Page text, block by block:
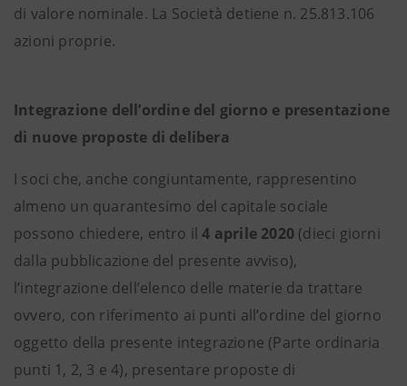
di valore nominale. La Società detiene n. 25.813.106
azioni proprie.
Integrazione dell’ordine del giorno e presentazione
di nuove proposte di delibera
I soci che, anche congiuntamente, rappresentino
almeno un quarantesimo del capitale sociale
possono chiedere, entro il4 aprile 2020 (dieci giorni
dalla pubblicazione del presente avviso),
l’integrazione dell’elenco delle materie da trattare
ovvero, con riferimento ai punti all’ordine del giorno
oggetto della presente integrazione (Parte ordinaria
punti 1, 2, 3 e 4), presentare proposte di